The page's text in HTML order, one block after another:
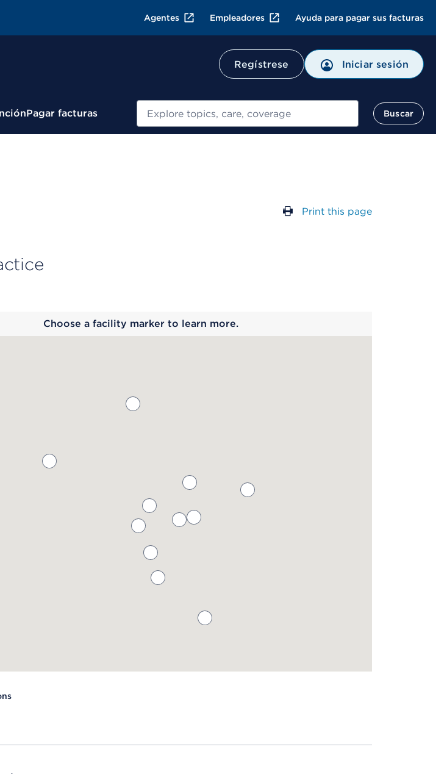
Agentes Empleadores Ayuda para pagar sus facturas
Regístrese Iniciar sesión
Pagar facturas Buscar
Buscar
Print this page
Choose a facility marker to learn more.